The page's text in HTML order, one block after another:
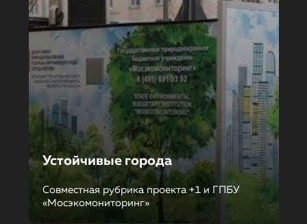
Устойчивые города
Совместная рубрика проекта +1 и ГПБУ
«Мосэкомониторинг»